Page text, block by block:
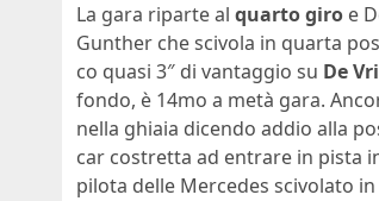
La gara riparte al quarto giro e
Gunther che scivola in quarta
co quasi 3″ di vantaggio su De
fondo, è 14mo a metà gara.
nella ghiaia dicendo addio alla
car costretta ad entrare in pista
pilota delle Mercedes scivolato